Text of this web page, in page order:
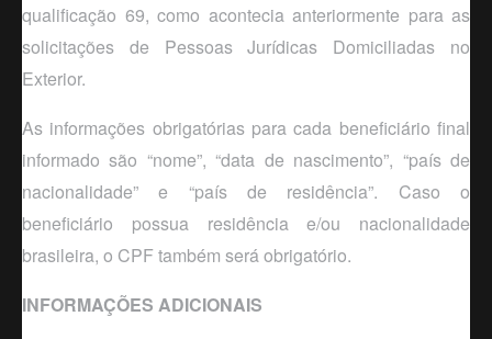
qualificação 69, como acontecia anteriormente para as
solicitações de Pessoas Jurídicas Domiciliadas no
Exterior.
As informações obrigatórias para cada beneficiário final
informado são “nome”, “data de nascimento”, “país de
nacionalidade” e “país de residência”. Caso o
beneficiário possua residência e/ou nacionalidade
brasileira, o CPF também será obrigatório.
INFORMAÇÕES ADICIONAIS